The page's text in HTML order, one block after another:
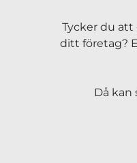
Tycker du
ditt företag?
Då kan